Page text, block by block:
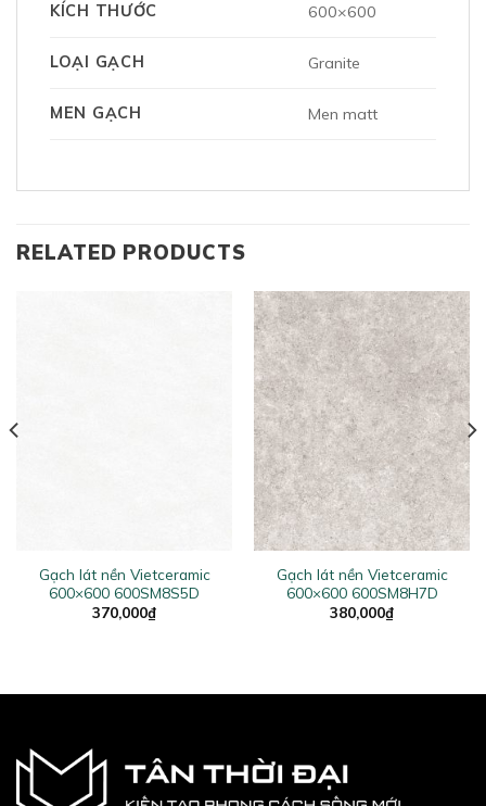
KÍCH THƯỚC 600×600
LOẠI GẠCH Granite
MEN GẠCH Men matt
RELATED PRODUCTS
Gạch lát nền Vietceramic
600×600 600SM8S5D
370,000₫
Gạch lát nền Vietceramic
600×600 600SM8H7D
380,000₫